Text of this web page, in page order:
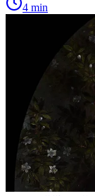
4 min